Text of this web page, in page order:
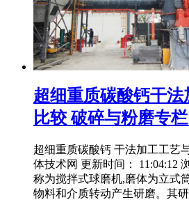
超细重质碳酸钙干
比较 破碎与粉磨专
超细重质碳酸钙 干法加工工艺
体技术网 更新时间： 11:04:12
称为搅拌式球磨机,磨体为立式
物料和介质转动产生研磨。其